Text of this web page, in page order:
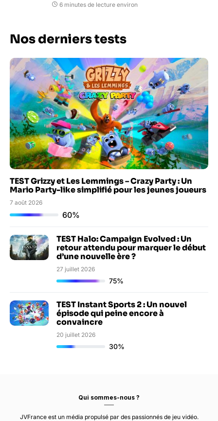
6 minutes de lecture environ
Nos derniers tests
TEST Grizzy et Les Lemmings – Crazy Party : Un
Mario Party-like simplifié pour les jeunes joueurs
7 août 2026
60%
TEST Halo: Campaign Evolved : Un
retour attendu pour marquer le début
d’une nouvelle ère ?
27 juillet 2026
75%
TEST Instant Sports 2 : Un nouvel
épisode qui peine encore à
convaincre
20 juillet 2026
30%
Qui sommes-nous ?
JVFrance est un média propulsé par des passionnés de jeu vidéo.